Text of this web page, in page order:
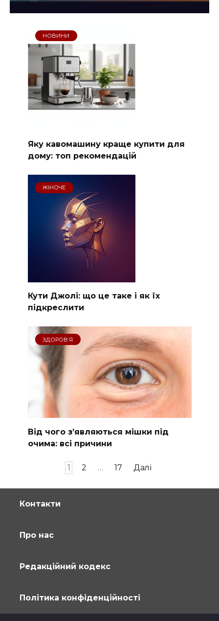
НОВИНИ
Яку кавомашину краще купити для
дому: топ рекомендацій
ЖІНОЧЕ
Кути Джолі: що це таке і як їх
підкреслити
ЗДОРОВ’Я
Від чого з’являються мішки під
очима: всі причини
1 2 … 17 Далі
Контакти
Про нас
Редакційний кодекс
Політика конфіденційності